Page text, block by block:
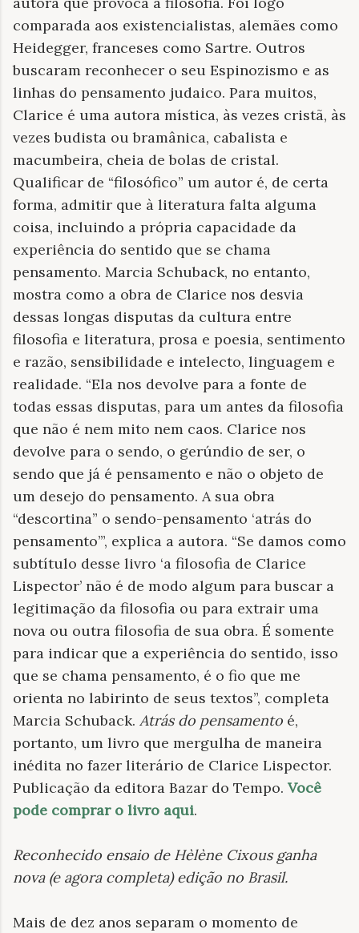
comparada aos existencialistas, alemães como
Heidegger, franceses como Sartre. Outros
buscaram reconhecer o seu Espinozismo e as
linhas do pensamento judaico. Para muitos,
Clarice é uma autora mística, às vezes cristã, às
vezes budista ou bramânica, cabalista e
macumbeira, cheia de bolas de cristal.
Qualificar de “filosófico” um autor é, de certa
forma, admitir que à literatura falta alguma
coisa, incluindo a própria capacidade da
experiência do sentido que se chama
pensamento. Marcia Schuback, no entanto,
mostra como a obra de Clarice nos desvia
dessas longas disputas da cultura entre
filosofia e literatura, prosa e poesia, sentimento
e razão, sensibilidade e intelecto, linguagem e
realidade. “Ela nos devolve para a fonte de
todas essas disputas, para um antes da filosofia
que não é nem mito nem caos. Clarice nos
devolve para o sendo, o gerúndio de ser, o
sendo que já é pensamento e não o objeto de
um desejo do pensamento. A sua obra
“descortina” o sendo-pensamento ‘atrás do
pensamento’”, explica a autora. “Se damos como
subtítulo desse livro ‘a filosofia de Clarice
Lispector’ não é de modo algum para buscar a
legitimação da filosofia ou para extrair uma
nova ou outra filosofia de sua obra. É somente
para indicar que a experiência do sentido, isso
que se chama pensamento, é o fio que me
orienta no labirinto de seus textos”, completa
Marcia Schuback. Atrás do pensamento é,
portanto, um livro que mergulha de maneira
inédita no fazer literário de Clarice Lispector.
Publicação da editora Bazar do Tempo. Você
pode comprar o livro aqui.
Reconhecido ensaio de Hèlène Cixous ganha
nova (e agora completa) edição no Brasil.
Mais de dez anos separam o momento de